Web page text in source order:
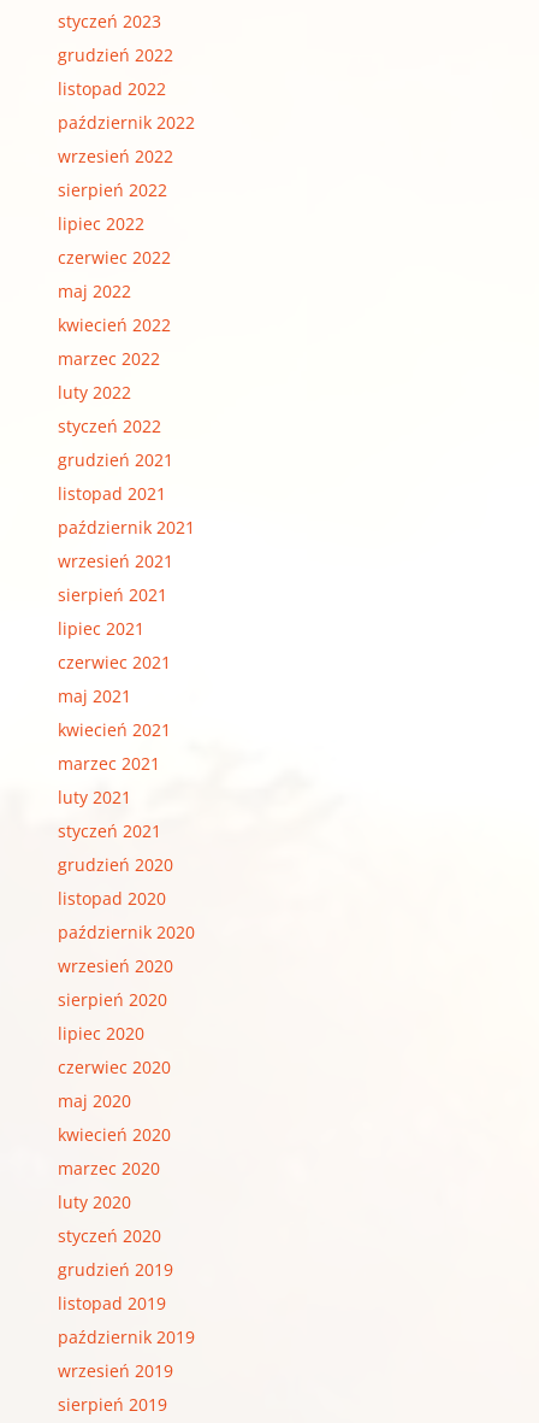
styczeń 2023
grudzień 2022
listopad 2022
październik 2022
wrzesień 2022
sierpień 2022
lipiec 2022
czerwiec 2022
maj 2022
kwiecień 2022
marzec 2022
luty 2022
styczeń 2022
grudzień 2021
listopad 2021
październik 2021
wrzesień 2021
sierpień 2021
lipiec 2021
czerwiec 2021
maj 2021
kwiecień 2021
marzec 2021
luty 2021
styczeń 2021
grudzień 2020
listopad 2020
październik 2020
wrzesień 2020
sierpień 2020
lipiec 2020
czerwiec 2020
maj 2020
kwiecień 2020
marzec 2020
luty 2020
styczeń 2020
grudzień 2019
listopad 2019
październik 2019
wrzesień 2019
sierpień 2019